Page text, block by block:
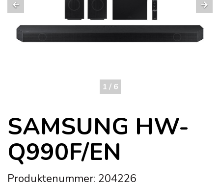
1 / 6
arrow_back arrow_forward
SAMSUNG HW-
Q990F/EN
Produktenummer: 204226